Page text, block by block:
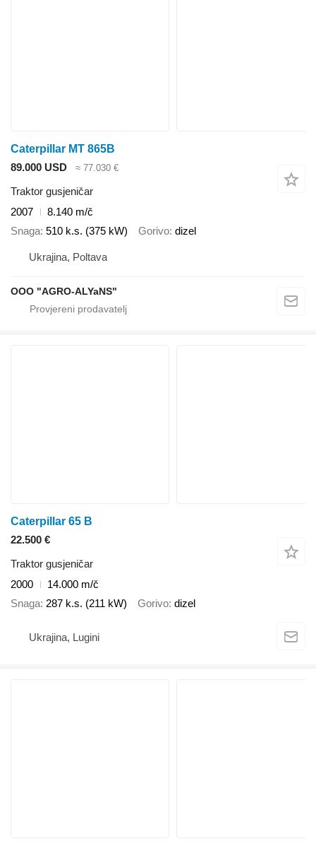
Caterpillar MT 865B
89.000 USD
≈ 77.030 €
Traktor gusjeničar
2007
8.140 m/č
Snaga 510 k.s. (375 kW) Gorivo dizel
Ukrajina, Poltava
OOO "AGRO-ALYaNS"
Caterpillar 65 B
22.500 €
Traktor gusjeničar
2000
14.000 m/č
Snaga 287 k.s. (211 kW) Gorivo dizel
Ukrajina, Lugini